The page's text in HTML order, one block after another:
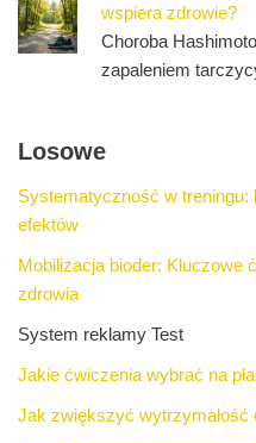
wspiera zdrowie?
Choroba
zapaleniem
Losowe
Systematyczność w
efektów
Mobilizacja bioder: Kluczowe
zdrowia
System reklamy Test
Jakie ćwiczenia wybrać na
Jak zwiększyć wytrzymałość